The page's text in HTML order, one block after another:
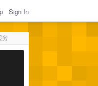
Sign In
务